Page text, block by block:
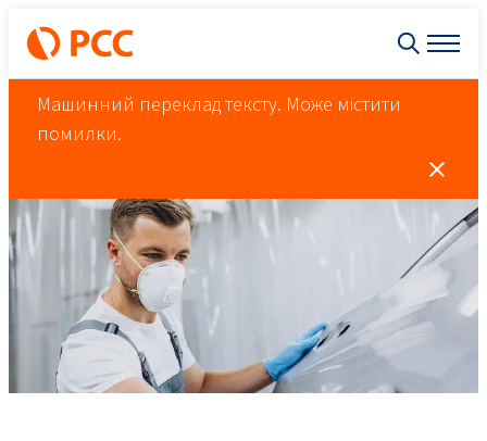
Машинний переклад тексту. Може містити
помилки.